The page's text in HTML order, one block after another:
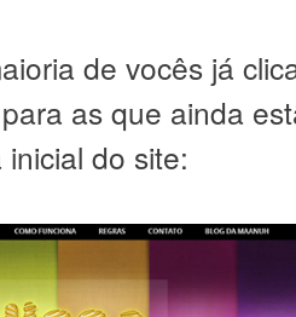
de vocês já
as que ainda
do site: